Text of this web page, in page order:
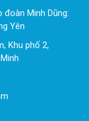
đoàn Minh Dũng:
Yên
Khu phố 2,